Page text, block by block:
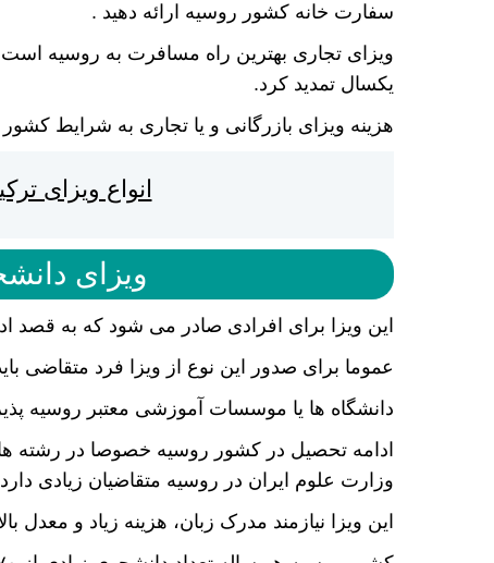
سفارت خانه کشور روسیه ارائه دهید .
یکسال تمدید کرد.
هزینه ویزای بازرگانی و یا تجاری به شرایط
انواع ویزای
ویزای
این ویزا برای افرادی صادر می شود که به
عموما برای صدور این نوع از ویزا فرد متقاضی
دانشگاه ها یا موسسات آموزشی معتبر روسیه
ادامه تحصیل در کشور روسیه خصوصا در رشته
وزارت علوم ایران در روسیه متقاضیان زیادی
این ویزا نیازمند مدرک زبان، هزینه زیاد و